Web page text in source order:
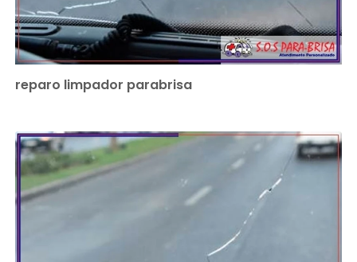
reparo limpador parabrisa